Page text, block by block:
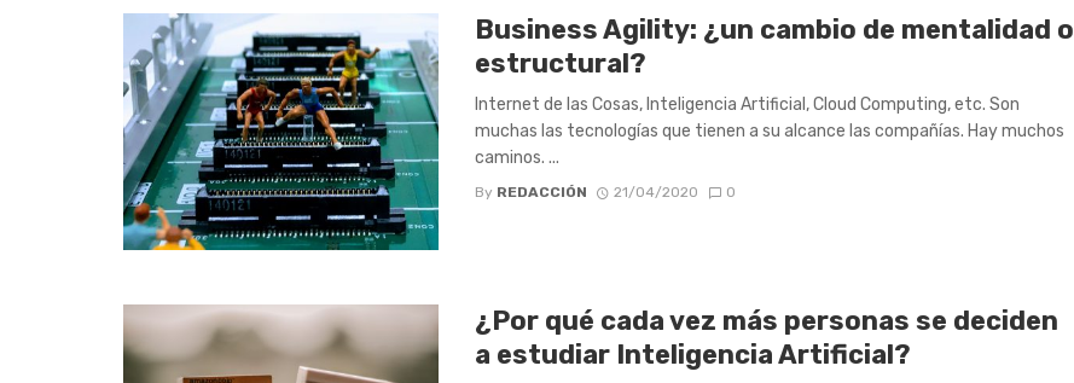
Business Agility: ¿un cambio de mentalidad o
estructural?
Internet de las Cosas, Inteligencia Artificial, Cloud Computing, etc. Son
muchas las tecnologías que tienen a su alcance las compañías. Hay muchos
caminos. ...
By REDACCIÓN 21/04/2020 0
¿Por qué cada vez más personas se deciden
a estudiar Inteligencia Artificial?